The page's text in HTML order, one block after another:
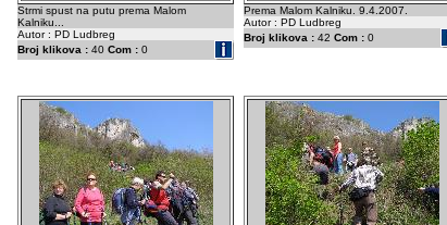
Strmi spust na putu prema Malom
Kalniku...
Autor : PD Ludbreg
Broj klikova : 40 Com : 0
Prema Malom Kalniku. 9.4.2007.
Autor : PD Ludbreg
Broj klikova : 42 Com : 0